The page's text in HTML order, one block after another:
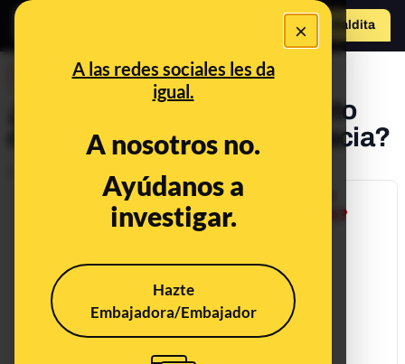
×
A las redes sociales les da
igual.
A nosotros no.
Ayúdanos a
investigar.
Hazte
Embajadora/Embajador
Hazte Maldita
¿Qué sabemos del supuesto
documento del CDR de Gracia?
Mar 27, 2018, 12:13:00 PM